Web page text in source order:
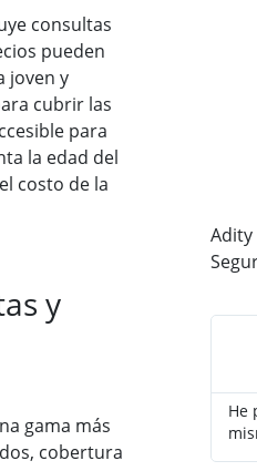
consultas
pueden
joven y
cubrir las
para
la edad del
costo de la
y
gama más
cobertura
He